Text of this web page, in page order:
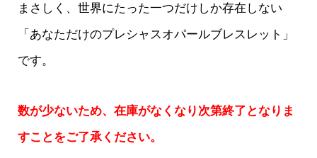
まさしく、世界にたった一つだけしか存在しない
「あなただけのプレシャスオパールブレスレット」
です。
数が少ないため、在庫がなくなり次第終了となりま
すことをご了承ください。